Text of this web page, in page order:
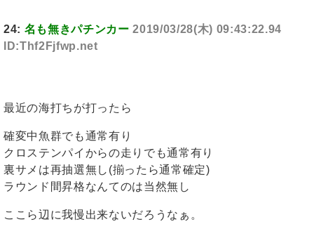
24: 名も無きパチンカー 2019/03/28(木) 09:43:22.94
ID:Thf2Fjfwp.net
最近の海打ちが打ったら
確変中魚群でも通常有り
クロステンパイからの走りでも通常有り
裏サメは再抽選無し(揃ったら通常確定)
ラウンド間昇格なんてのは当然無し
ここら辺に我慢出来ないだろうなぁ。